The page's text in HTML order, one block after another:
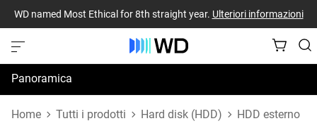
WD named Most Ethical for 8th straight year. Ulteriori informazioni
Panoramica
Specifiche
Home Tutti i prodotti Hard disk (HDD) HDD esterno